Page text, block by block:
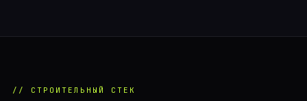
// СТРОИТЕЛЬНЫЙ СТЕК